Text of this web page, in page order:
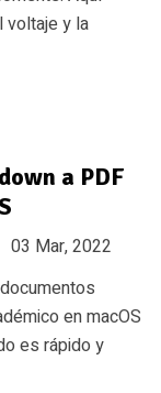
voltaje y la
a PDF
03 Mar, 2022
en macOS
es rápido y